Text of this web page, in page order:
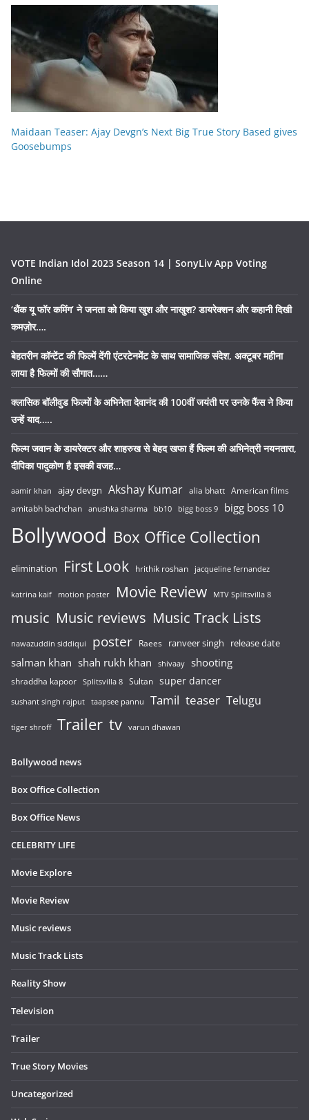
Maidaan Teaser: Ajay Devgn’s Next Big True Story Based gives
Goosebumps
VOTE Indian Idol 2023 Season 14 | SonyLiv App Voting
Online
‘थैंक यू फॉर कमिंग’ ने जनता को किया खुश और नाखुश? डायरेक्शन और कहानी दिखी
कमज़ोर….
बेहतरीन कॉन्टेंट की फिल्में देंगी एंटरटेनमेंट के साथ सामाजिक संदेश, अक्टूबर महीना
लाया है फिल्मों की सौगात……
क्लासिक बॉलीवुड फिल्मों के अभिनेता देवानंद की 100वीं जयंती पर उनके फैंस ने किया
उन्हें याद…..
फिल्म जवान के डायरेक्टर और शाहरुख से बेहद खफा हैं फिल्म की अभिनेत्री नयनतारा,
दीपिका पादुकोण है इसकी वजह…
aamir khan ajay devgn Akshay Kumar alia bhatt American films
amitabh bachchan anushka sharma bb10 bigg boss 9 bigg boss 10
Bollywood Box Office Collection
elimination First Look hrithik roshan jacqueline fernandez
katrina kaif motion poster Movie Review MTV Splitsvilla 8
music Music reviews Music Track Lists
nawazuddin siddiqui poster Raees ranveer singh release date
salman khan shah rukh khan shivaay shooting
shraddha kapoor Splitsvilla 8 Sultan super dancer
sushant singh rajput taapsee pannu Tamil teaser Telugu
tiger shroff Trailer tv varun dhawan
Bollywood news
Box Office Collection
Box Office News
CELEBRITY LIFE
Movie Explore
Movie Review
Music reviews
Music Track Lists
Reality Show
Television
Trailer
True Story Movies
Uncategorized